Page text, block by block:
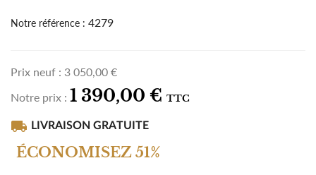
Notre référence : 4279
Prix neuf : 3 050,00 €
Notre prix : 1 390,00 € TTC
local_shipping LIVRAISON GRATUITE
ÉCONOMISEZ 51%